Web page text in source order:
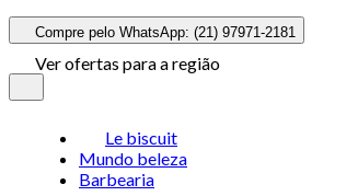
Compre pelo WhatsApp: (21) 97971-2181
Ver ofertas para a região
Le biscuit
Mundo beleza
Barbearia